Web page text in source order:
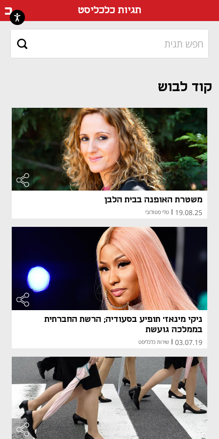
תגיות כלכליסט
קוד לבוש
משטרת האופנה בבית הלבן
19.08.25 טלי סטולובי
ניקי מינאז' תופיע בסעודיה; הרשת החברתית
בממלכה גועשת
03.07.19 שירות כלכליסט